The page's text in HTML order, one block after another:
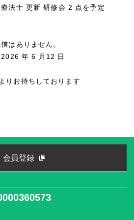
療法士 更新 研修会 2 点を予定
はありません。
年 6 月12 日
りお待ちしております
会員登録